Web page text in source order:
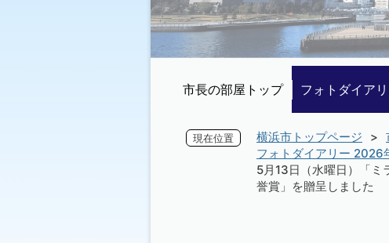
市長の部屋トップ フォトダイア
現在位置 横浜市トップページ
フォトダイアリー 2026
5月13日（水曜日）「ミ
誉賞」を贈呈しました